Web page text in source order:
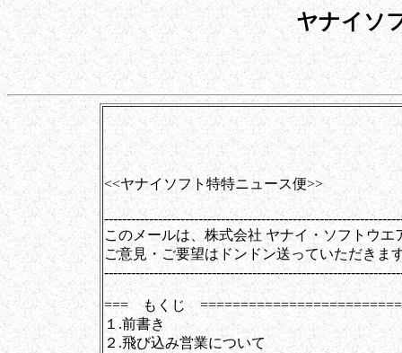
ヤナイソ
第0084号（
<<ヤナイソフト特特ニュース便>>
このメールは、株式会社 ヤナイ・ソフトウ
ご意見・ご要望はドンドン送っていただきま
=== もくじ
１.前書き
２.飛び込み営業について